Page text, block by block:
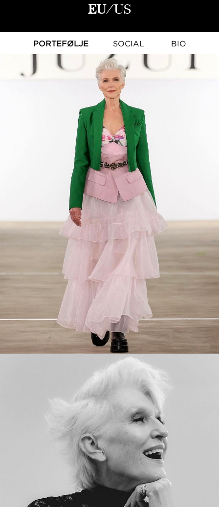
EU/US
PORTEFØLJE SOCIAL BIO